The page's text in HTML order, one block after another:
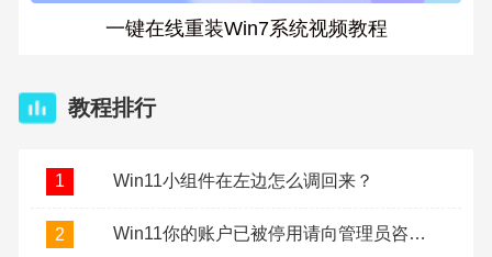
一键在线重装Win7系统视频教程
教程排行
1 Win11小组件在左边怎么调回来？
2 Win11你的账户已被停用请向管理员咨询怎么办？